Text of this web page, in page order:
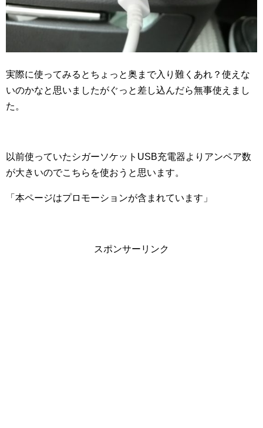
実際に使ってみるとちょっと奥まで入り難くあれ？使えな
いのかなと思いましたがぐっと差し込んだら無事使えまし
た。
以前使っていたシガーソケットUSB充電器よりアンペア数
が大きいのでこちらを使おうと思います。
「本ページはプロモーションが含まれています」
スポンサーリンク